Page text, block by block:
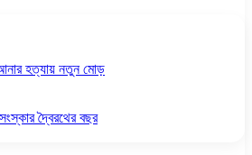
হত্যায় নতুন মোড়
দ্বৈরথের বছর